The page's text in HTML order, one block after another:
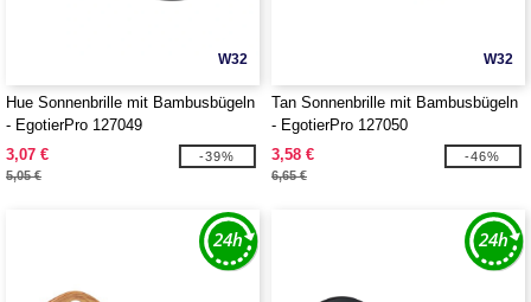
W32
Hue Sonnenbrille mit Bambusbügeln
- EgotierPro 127049
3,07 €
5,05 €
-39%
W32
Tan Sonnenbrille mit Bambusbügeln
- EgotierPro 127050
3,58 €
6,65 €
-46%